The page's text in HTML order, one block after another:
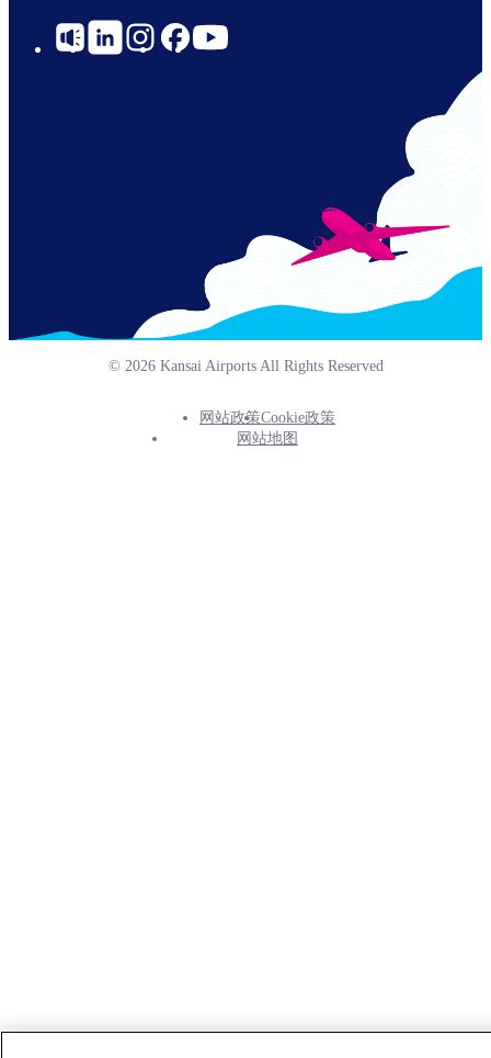
Social
© 2026 Kansai Airports All Rights Reserved
Footer
网站政策Cookie政策
网站地图